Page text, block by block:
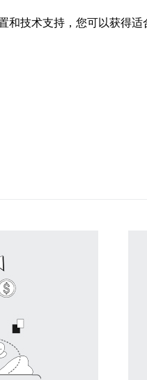
技术支持，您可以获得适